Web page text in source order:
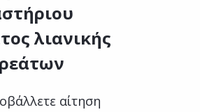
λιανικής
αίτηση